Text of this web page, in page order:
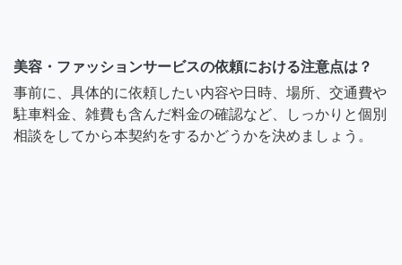
美容・ファッションサービスの依頼における注意点は？
事前に、具体的に依頼したい内容や日時、場所、交通費や
駐車料金、雑費も含んだ料金の確認など、しっかりと個別
相談をしてから本契約をするかどうかを決めましょう。